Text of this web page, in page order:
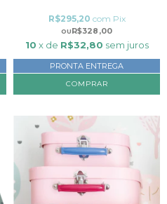
R$328,00
R$295,20 com Pix
10 x de R$32,80 sem juros
PRONTA ENTREGA